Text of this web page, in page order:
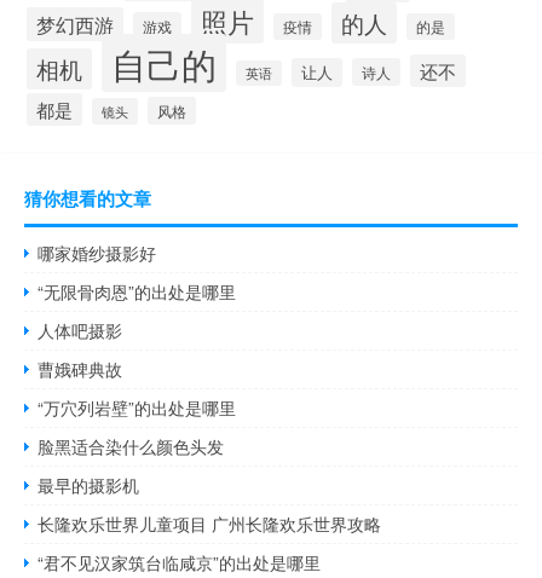
梦幻西游 游戏 照片 疫情 的人 的是
相机 自己的 英语 让人 诗人
还不
都是
镜头 风格
猜你想看的文章
哪家婚纱摄影好
“无限骨肉恩”的出处是哪里
人体吧摄影
曹娥碑典故
“万穴列岩壁”的出处是哪里
脸黑适合染什么颜色头发
最早的摄影机
长隆欢乐世界儿童项目 广州长隆欢乐世界攻略
“君不见汉家筑台临咸京”的出处是哪里